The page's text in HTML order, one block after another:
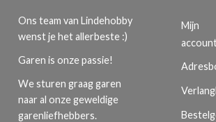
Ons team van Lindehobby
wenst je het allerbeste :)
Garen is onze passie!
We sturen graag garen
naar al onze geweldige
garenliefhebbers.
Mijn